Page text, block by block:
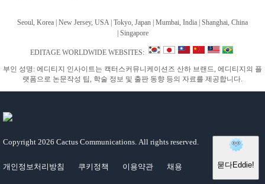
Seoul, Korea | New Jersey, USA | Tokyo, Japan | Mumbai, India | Shanghai, China
Singapore
EDITAGE WORLDWIDE WEBSITES:
부인 성명: 에디티지 인사이트는 캑터스커뮤니케이션즈 산하 브랜드, 에디티지의 플
랫폼으로 논문작성 팁, 학술 정보 및 출판 동향 등의 자료를 제공합니다.
Copyright 2026 Cactus Communications. All rights reserved.
개인정보처리방침 쿠키정책 이용약관 채용